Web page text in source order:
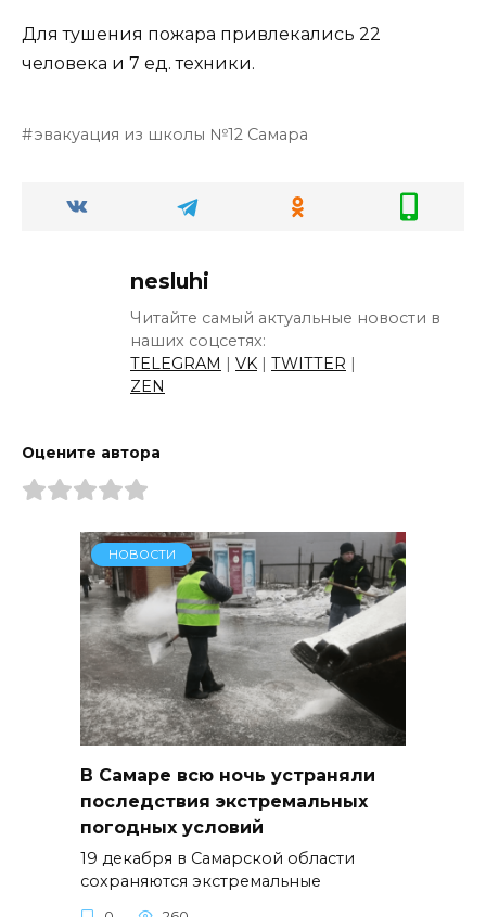
Для тушения пожара привлекались 22
человека и 7 ед. техники.
эвакуация из школы №12 Самара
nesluhi
Читайте самый актуальные новости в
наших соцсетях:
TELEGRAM | VK | TWITTER |
ZEN
Оцените автора
НОВОСТИ
В Самаре всю ночь устраняли
последствия экстремальных
погодных условий
19 декабря в Самарской области
сохраняются экстремальные